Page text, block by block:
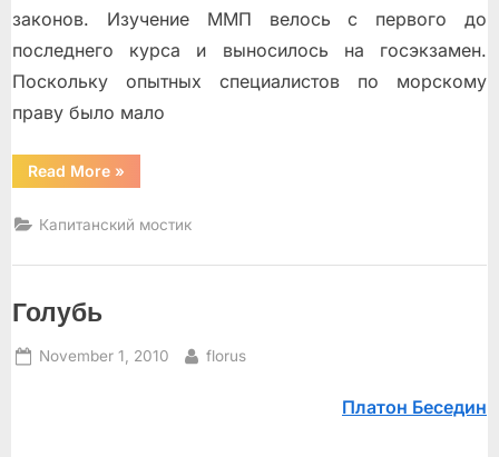
законов. Изучение ММП велось с первого до
последнего курса и выносилось на госэкзамен.
Поскольку опытных специалистов по морскому
праву было мало
Read More“Без
срока
»
Капитанский мостик
Голубь
Posted
November 1, 2010 By
florus
Платон Беседин